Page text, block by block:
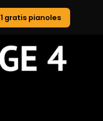
1 gratis pianoles